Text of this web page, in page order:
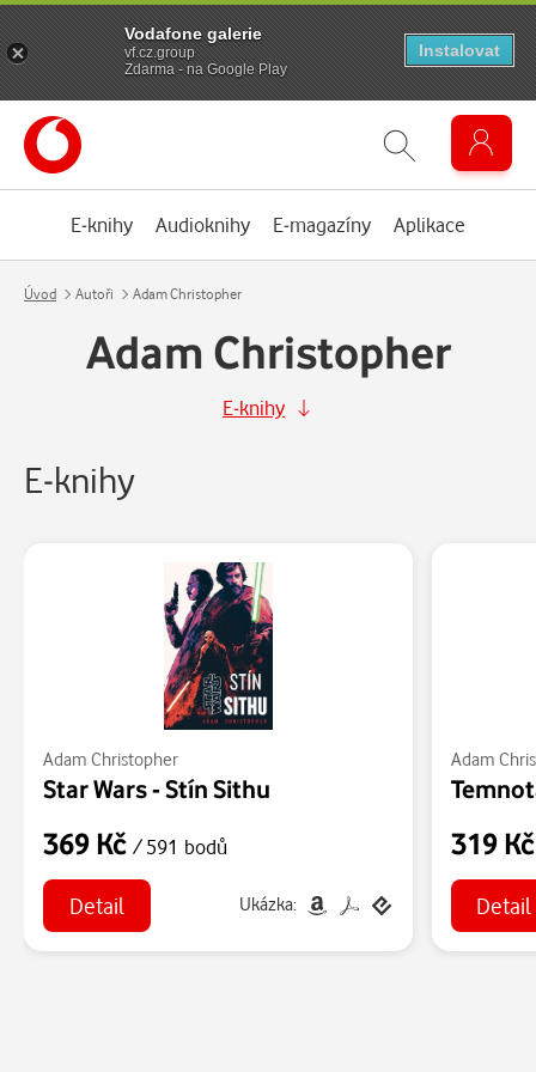
E-knihy Audioknihy E-magazíny Aplikace
Úvod Autoři Adam Christopher
Adam Christopher
E-knihy
E-knihy
Adam Christopher
Star Wars - Stín Sithu
369 Kč / 591 bodů
Detail Ukázka:
Adam
319
Detail
Vodafone galerie
vf.cz.group
Zdarma - na Google Play
Instalovat